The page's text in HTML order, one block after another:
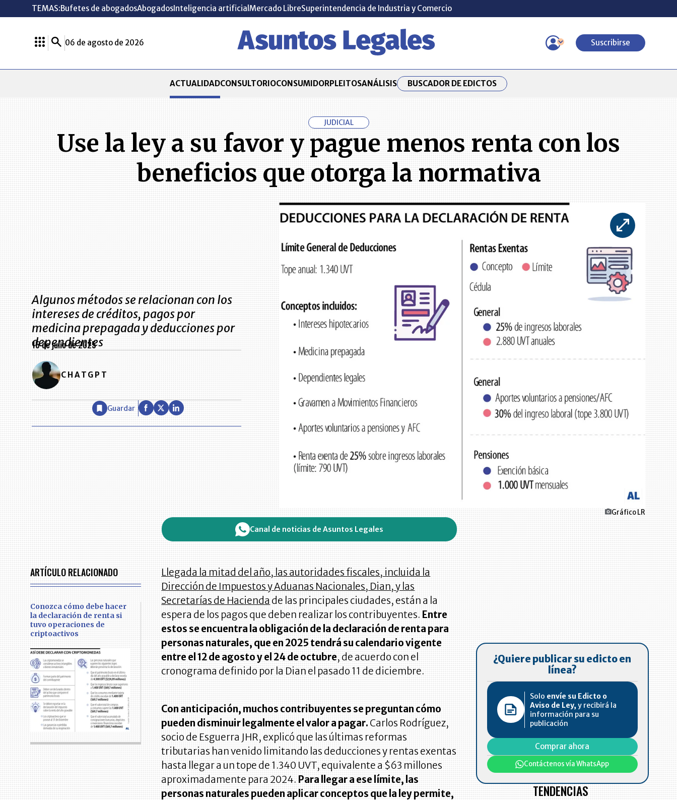
TEMAS:Bufetes de abogadosAbogadosInteligencia artificial Mercado LibreSuperintendencia de Industria y Comercio
06 de agosto de 2026 Suscribirse
ACTUALIDADCONSULTORIOCONSUMIDORPLEITOSANÁLISIS BUSCADOR DE EDICTOS
JUDICIAL
Use la ley a su favor y pague menos renta con los
beneficios que otorga la normativa
Algunos métodos se relacionan con los
intereses de créditos, pagos por
medicina prepagada y deducciones por
dependientes
15 de julio de 2025
CHATGPT
Guardar
Gráfico LR
Canal de noticias de Asuntos Legales
ARTÍCULO RELACIONADO
Conozca cómo debe hacer
la declaración de renta si
tuvo operaciones de
criptoactivos
Llegada la mitad del año, las autoridades fiscales, incluida la
Dirección de Impuestos y Aduanas Nacionales, Dian, y las
Secretarías de Hacienda de las principales ciudades, están a la
espera de los pagos que deben realizar los contribuyentes. Entre
estos se encuentra la obligación de la declaración de renta para
personas naturales, que en 2025 tendrá su calendario vigente
entre el 12 de agosto y el 24 de octubre, de acuerdo con el
cronograma definido por la Dian el pasado 11 de diciembre.
Con anticipación, muchos contribuyentes se preguntan cómo
pueden disminuir legalmente el valor a pagar. Carlos Rodríguez,
socio de Esguerra JHR, explicó que las últimas reformas
tributarias han venido limitando las deducciones y rentas exentas
hasta llegar a un tope de 1.340 UVT, equivalente a $63 millones
aproximadamente para 2024. Para llegar a ese límite, las
personas naturales pueden aplicar conceptos que la ley permite,
¿Quiere publicar su edicto en
línea?
Solo envíe su Edicto o
Aviso de Ley, y recibirá la
información para su
publicación
Comprar ahora
Contáctenos vía WhatsApp
TENDENCIAS